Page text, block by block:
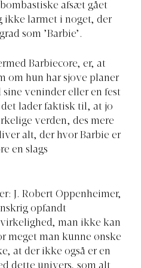
afsæt gået
ikke larmet i noget, der
som ’Barbie’.
Barbiecore, er, at
om hun har sjove planer
sine veninder eller en fest
det lader faktisk til, at jo
verden, des mere
alt, der hvor Barbie er
en slags
J. Robert Oppenheimer,
opfandt
man ikke kan
meget man kunne ønske
at der ikke også er en
dette univers, som alt